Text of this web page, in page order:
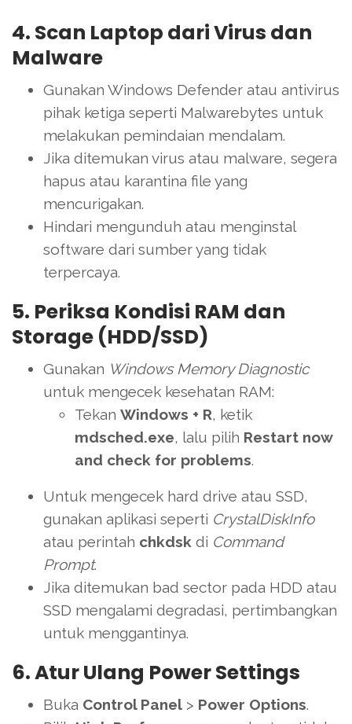
4. Scan Laptop dari Virus dan
Malware
Gunakan Windows Defender atau antivirus
pihak ketiga seperti Malwarebytes untuk
melakukan pemindaian mendalam.
Jika ditemukan virus atau malware, segera
hapus atau karantina file yang
mencurigakan.
Hindari mengunduh atau menginstal
software dari sumber yang tidak
terpercaya.
5. Periksa Kondisi RAM dan
Storage (HDD/SSD)
Gunakan Windows Memory Diagnostic
untuk mengecek kesehatan RAM:
Tekan Windows + R, ketik
mdsched.exe, lalu pilih Restart now
and check for problems.
Untuk mengecek hard drive atau SSD,
gunakan aplikasi seperti CrystalDiskInfo
atau perintah chkdsk di Command
Prompt.
Jika ditemukan bad sector pada HDD atau
SSD mengalami degradasi, pertimbangkan
untuk menggantinya.
6. Atur Ulang Power Settings
Buka Control Panel > Power Options.